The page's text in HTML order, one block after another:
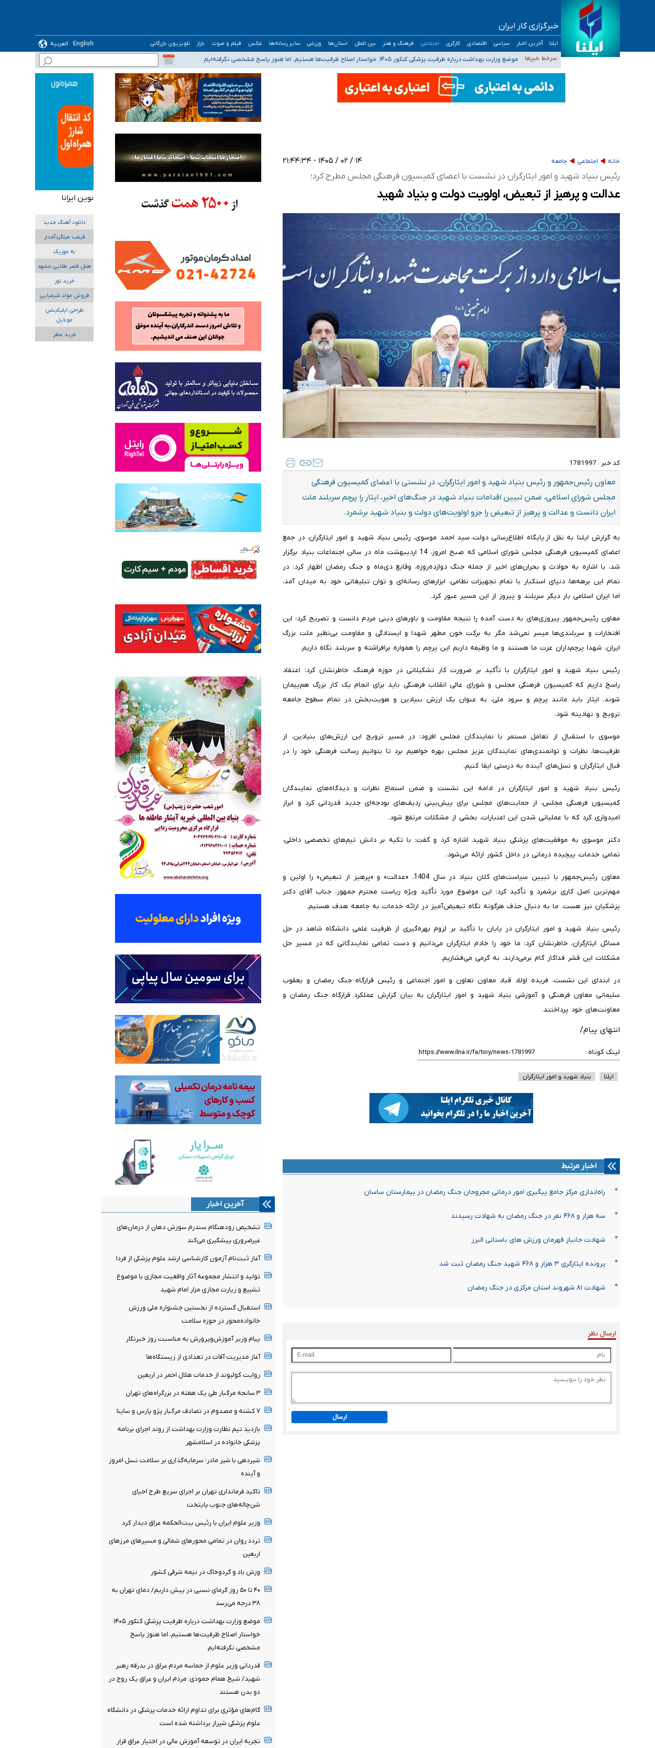
خبرگزاری کار ایران
ایلنا آخرین اخبار سیاسی اقتصادی کارگری اجتماعی فرهنگ و هنر بین الملل استان‌ها ورزشی سایر رسانه‌ها عکس فیلم و صوت بازار تلویزیون بازرگانی English
العربیه
سرخط خبرها :
۴۰ تا ۵۰ روز گرمای نسبی در پیش داریم/ دمای تهران به ۳۸ درجه می‌رسد
موضع وزارت بهداشت درباره ظرفیت پزشکی کنکور ۱۴۰۵: خواستار اصلاح ظرفیت‌ها هستیم، اما هنوز پاسخ مشخصی نگرفته‌ایم
تعویق آزمون ورودی دکترای تخصصی فرماندهی صحنه عملیات و دکترای تخصصی جغرافیای نظامی دافوس آجا
خبرنگاران راویان حقیقت با دغدغه نان، مسکن و بیمه
آخرین وضعیت شیوع عفونت‌های تنفسی در کشور/ خوزستان و کرمان بالاتر از آستانه هشدار
خانه اجتماعی جامعه ۱۴ / ۰۲ / ۱۴۰۵ - ۲۱:۴۴:۳۴
رئیس بنیاد شهید و امور ایثارگران در نشست با اعضای کمیسیون فرهنگی مجلس مطرح کرد؛
عدالت و پرهیز از تبعیض، اولویت دولت و بنیاد شهید
کد خبر : 1781997
​معاون رئیس‌جمهور و رئیس بنیاد شهید و امور ایثارگران، در نشستی با اعضای کمیسیون فرهنگی
مجلس شورای اسلامی، ضمن تبیین اقدامات بنیاد شهید در جنگ‌های اخیر، ایثار را پرچم سربلند ملت
ایران دانست و عدالت و پرهیز از تبعیض را جزو اولویت‌های دولت و بنیاد شهید برشمرد.
به گزارش ایلنا به نقل از پایگاه اطلاع‌رسانی دولت، سید احمد موسوی، رئیس بنیاد شهید و امور ایثارگران، در جمع
اعضای کمیسیون فرهنگی مجلس شورای اسلامی که صبح امروز، 14 اردیبهشت ماه در سالن اجتماعات بنیاد برگزار
شد، با اشاره به حوادث و بحران‌های اخیر از جمله جنگ دوازده‌روزه، وقایع دی‌ماه و جنگ رمضان اظهار کرد: در
تمام این برهه‌ها، دنیای استکبار با تمام تجهیزات نظامی، ابزارهای رسانه‌ای و توان تبلیغاتی خود به میدان آمد،
اما ایران اسلامی بار دیگر سربلند و پیروز از این مسیر عبور کرد.
معاون رئیس‌جمهور پیروزی‌های به دست آمده را نتیجه مقاومت و باورهای دینی مردم دانست و تصریح کرد: این
افتخارات و سربلندی‌ها میسر نمی‌شد مگر به برکت خون مطهر شهدا و ایستادگی و مقاومت بی‌نظیر ملت بزرگ
ایران، شهدا پرچم‌داران عزت ما هستند و ما وظیفه داریم این پرچم را همواره برافراشته و سربلند نگاه داریم.
رئیس بنیاد شهید و امور ایثارگران با تأکید بر ضرورت کار تشکیلاتی در حوزه فرهنگ، خاطرنشان کرد: اعتقاد
راسخ داریم که کمیسیون فرهنگی مجلس و شورای عالی انقلاب فرهنگی باید برای انجام یک کار بزرگ هم‌پیمان
شوند. ایثار باید مانند پرچم و سرود ملی، به عنوان یک ارزش بنیادین و هویت‌بخش در تمام سطوح جامعه
ترویج و نهادینه شود.
موسوی با استقبال از تعامل مستمر با نمایندگان مجلس افزود: در مسیر ترویج این ارزش‌های بنیادین، از
ظرفیت‌ها، نظرات و توانمندی‌های نمایندگان عزیز مجلس بهره خواهیم برد تا بتوانیم رسالت فرهنگی خود را در
قبال ایثارگران و نسل‌های آینده به درستی ایفا کنیم.
رئیس بنیاد شهید و امور ایثارگران در ادامه این نشست و ضمن استماع نظرات و دیدگاه‌های نمایندگان
کمیسیون فرهنگی مجلس، از حمایت‌های مجلس برای پیش‌بینی ردیف‌های بودجه‌ای جدید قدردانی کرد و ابراز
امیدواری کرد که با عملیاتی شدن این اعتبارات، بخشی از مشکلات مرتفع شود.
دکتر موسوی به موفقیت‌های پزشکی بنیاد شهید اشاره کرد و گفت: با تکیه بر دانش تیم‌های تخصصی داخلی،
تمامی خدمات پیچیده درمانی در داخل کشور ارائه می‌شود.
معاون رئیس‌جمهور با تبیین سیاست‌های کلان بنیاد در سال 1404، «عدالت» و «پرهیز از تبعیض» را اولین و
مهم‌ترین اصل کاری برشمرد و تأکید کرد: این موضوع مورد تأکید ویژه ریاست محترم جمهور، جناب آقای دکتر
پزشکیان نیز هست. ما به دنبال حذف هرگونه نگاه تبعیض‌آمیز در ارائه خدمات به جامعه هدف هستیم.
رئیس بنیاد شهید و امور ایثارگران در پایان با تأکید بر لزوم بهره‌گیری از ظرفیت علمی دانشگاه شاهد در حل
مسائل ایثارگران، خاطرنشان کرد: ما خود را خادم ایثارگران می‌دانیم و دست تمامی نمایندگانی که در مسیر حل
مشکلات این قشر فداکار گام برمی‌دارند، به گرمی می‌فشاریم.
در ابتدای این نشست، فریده اولاد قباد معاون تعاون و امور اجتماعی و رئیس قرارگاه جنگ رمضان و یعقوب
سلیمانی معاون فرهنگی و آموزشی بنیاد شهید و امور ایثارگران به بیان گزارش عملکرد قرارگاه جنگ رمضان و
معاونت‌های خود پرداختند.
انتهای پیام/
لینک کوتاه
ایلنا بنیاد شهید و امور ایثارگران
اخبار مرتبط
راه‌اندازی مرکز جامع پیگیری امور درمانی مجروحان جنگ رمضان در بیمارستان ساسان
سه هزار و ۴۶۸ نفر در جنگ رمضان به شهادت رسیدند
شهادت جانباز قهرمان ورزش های باستانی البرز
پرونده ایثارگری ۳ هزار و ۴۶۸ شهید جنگ رمضان ثبت شد
شهادت ۸۱ شهروند استان مرکزی در جنگ رمضان
ارسال نظر
ارسال
آخرین اخبار
تشخیص زودهنگام سندرم سوزش دهان از درمان‌های
غیرضروری پیشگیری می‌کند
آغاز ثبت‌نام‌ آزمون کارشناسی ارشد علوم پزشکی از فردا
تولید و انتشار مجموعه آثار واقعیت مجازی با موضوع
تشییع و زیارت مجازی مزار امام شهید
استقبال گسترده از نخستین جشنواره ملی ورزش
خانواده‌محور در حوزه سلامت
پیام وزیر آموزش‌وپرورش به مناسبت روز خبرنگار
آغاز مدیریت آفات در تعدادی از زیستگاه‌ها
روایت کولیوند از خدمات هلال احمر در اربعین
۳ سانحه مرگبار طی یک هفته در بزرگراه‌های تهران
۷ کشته و مصدوم در تصادف مرگبار پژو پارس و ساینا
بازدید تیم نظارت وزارت بهداشت از روند اجرای برنامه
پزشکی خانواده در اسلامشهر
شیردهی با شیر مادر؛ سرمایه‌گذاری بر سلامت نسل امروز
و آینده
تاکید فرمانداری تهران بر اجرای سریع طرح احیای
شن‌چاله‌های جنوب پایتخت
وزیر علوم ایران با رئیس بیت‌الحکمه عراق دیدار کرد
تردد روان در تمامی محورهای شمالی و مسیرهای مرزهای
اربعین
وزش باد و گردوخاک در نیمه شرقی کشور
۴۰ تا ۵۰ روز گرمای نسبی در پیش داریم/ دمای تهران به
۳۸ درجه می‌رسد
موضع وزارت بهداشت درباره ظرفیت پزشکی کنکور ۱۴۰۵:
خواستار اصلاح ظرفیت‌ها هستیم، اما هنوز پاسخ
مشخصی نگرفته‌ایم
قدردانی وزیر علوم از حماسه مردم عراق در بدرقه رهبر
شهید/ شیخ همام حمودی: مردم ایران و عراق یک روح در
دو بدن هستند
گام‌های مؤثری برای تداوم ارائه خدمات پزشکی در دانشگاه
علوم پزشکی شیراز برداشته شده است
تجربه ایران در توسعه آموزش عالی در اختیار عراق قرار
نوین ایرانا
دانلود آهنگ جدید
قیمت میلگردآجدار
به موزیک
هتل قصر طلایی مشهد
خرید تور
فروش مواد شیمیایی
طراحی اپلیکیشن
موبایل
خرید عطر